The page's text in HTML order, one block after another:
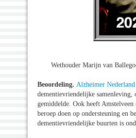
Wethouder Marijn van
Beoordeling. Alzheimer Nederland
dementievriendelijke samenleving,
gemiddelde. Ook heeft
beroep doen op ondersteuning en
dementievriendelijke buurten is